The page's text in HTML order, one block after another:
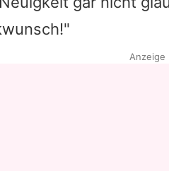
Anzeige